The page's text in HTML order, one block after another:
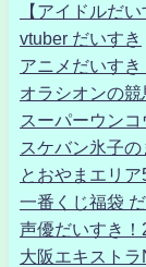
【アイドルだ
vtuber だいすき
アニメだいすき
オラシオンの競
スーパーウンコ
スケバン氷子の
とおやまエリア
一番くじ福袋
声優だいすき
大阪エキスト